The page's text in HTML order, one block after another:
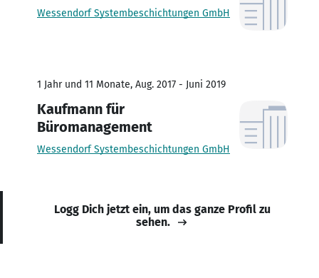
Wessendorf Systembeschichtungen GmbH
1 Jahr und 11 Monate, Aug. 2017 - Juni 2019
Kaufmann für
Büromanagement
Wessendorf Systembeschichtungen GmbH
Logg Dich jetzt ein, um das ganze Profil zu
sehen.